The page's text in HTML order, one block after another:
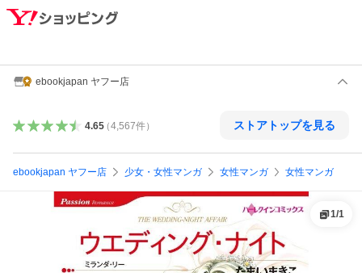
ebookjapan ヤフー店
4.65（4,567件） ストアトップを見る
ebookjapan ヤフー店 少女・女性マンガ 女性マンガ 女性マンガ
1/1